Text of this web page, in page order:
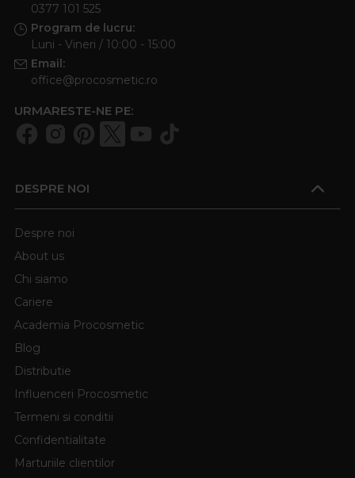
0377 101 525
Program de lucru:
Luni - Vineri / 10:00 - 15:00
Email:
office@procosmetic.ro
URMARESTE-NE PE:
DESPRE NOI
Despre noi
About us
Chi siamo
Cariere
Academia Procosmetic
Blog
Distributie
Influenceri Procosmetic
Termeni si conditii
Confidentialitate
Marturiile clientilor